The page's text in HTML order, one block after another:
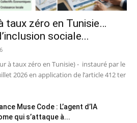
taux zéro en Tunisie…
sociale...
à taux zéro en Tunisie) - instauré par le
2026 en application de l’article 412 ter
Muse Code : L’agent d’IA
qui s’attaque à...